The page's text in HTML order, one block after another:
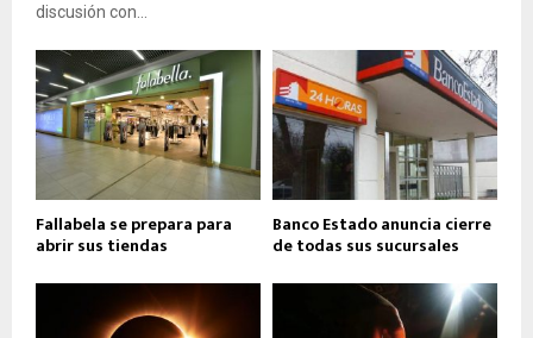
discusión con...
Fallabela se prepara para
abrir sus tiendas
Banco Estado anuncia cierre
de todas sus sucursales